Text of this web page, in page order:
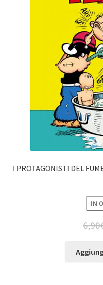
I PROTAGONISTI DEL
IN
6,90